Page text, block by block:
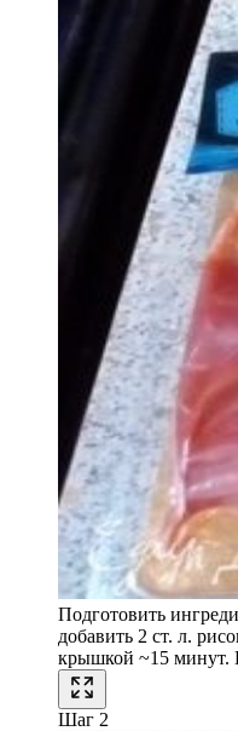
Подготовить
добавить 2 ст. л.
крышкой ~15 минут.
Шаг 2